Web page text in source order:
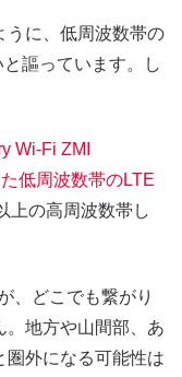
うに、低周波数帯の
謳っています。し
Wi-Fi ZMI
低周波数帯のLTE
上の高周波数帯し
、どこでも繋がり
。地方や山間部、あ
圏外になる可能性は